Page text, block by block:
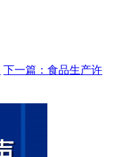
下一篇：食品生产许